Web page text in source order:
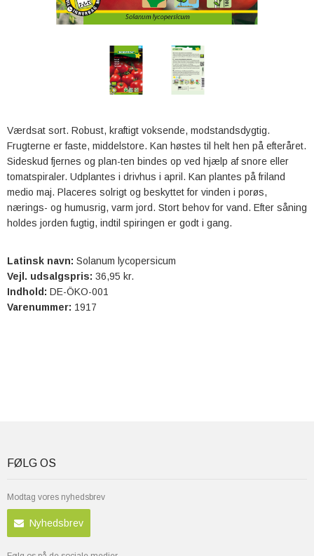
Værdsat sort. Robust, kraftigt voksende, modstandsdygtig.
Frugterne er faste, middelstore. Kan høstes til helt hen på efteråret.
Sideskud fjernes og plan-ten bindes op ved hjælp af snore eller
tomatspiraler. Udplantes i drivhus i april. Kan plantes på friland
medio maj. Placeres solrigt og beskyttet for vinden i porøs,
nærings- og humusrig, varm jord. Stort behov for vand. Efter såning
holdes jorden fugtig, indtil spiringen er godt i gang.
Latinsk navn: Solanum lycopersicum
Vejl. udsalgspris: 36,95 kr.
Indhold: DE-ÖKO-001
Varenummer: 1917
FØLG OS
Modtag vores nyhedsbrev
Nyhedsbrev